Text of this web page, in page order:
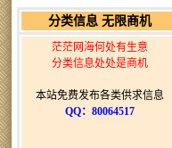
分类信息 无限商机
茫茫网海何处有生意
分类信息处处是商机
本站免费发布各类供求信息
QQ：80064517